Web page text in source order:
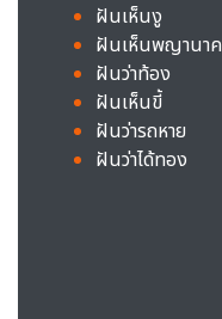
ฝันเห็นงู
ฝันเห็นพญานาค
ฝันว่าท้อง
ฝันเห็นขี้
ฝันว่ารถหาย
ฝันว่าได้ทอง